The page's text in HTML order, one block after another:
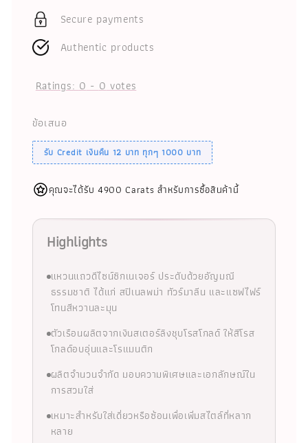
Secure payments
Authentic products
Ratings:0-0votes
ข้อเสนอ
รับ Credit เงินคืน 12 บาท ทุกๆ 1000 บาท
คุณจะได้รับ 4900 Carats สำหรับการซื้อสินค้านี้
Highlights
แหวนแถวดีไซน์ซิกเนเจอร์ ประดับด้วยอัญมณี
ธรรมชาติ ได้แก่ สปิเนลพม่า ทัวร์มาลีน และแซฟไฟร์
โทนสีหวานละมุน
ตัวเรือนผลิตจากเงินสเตอร์ลิงชุบโรสโกลด์ ให้สีโรส
โกลด์อบอุ่นและโรแมนติก
ผลิตจำนวนจำกัด มอบความพิเศษและเอกลักษณ์ใน
การสวมใส่
เหมาะสำหรับใส่เดี่ยวหรือซ้อนเพื่อเพิ่มสไตล์ที่หลาก
หลาย